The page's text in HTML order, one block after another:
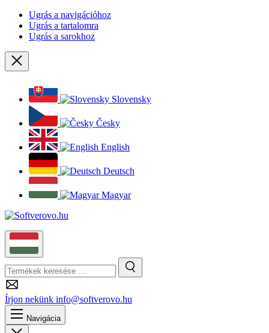
Ugrás a navigációhoz
Ugrás a tartalomra
Ugrás a sarokhoz
Bezárás
Slovensky
Česky
English
Deutsch
Magyar
Magyar
Keresés
Írjon nekünk info@softverovo.hu
Navigácia